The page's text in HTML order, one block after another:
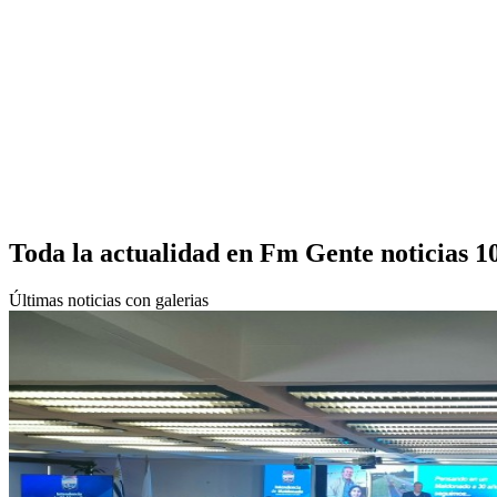
Toda la actualidad en Fm Gente noticias
Últimas noticias con galerias